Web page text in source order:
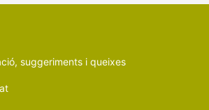
suggeriments i queixes